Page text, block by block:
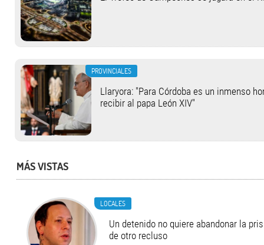
PROVINCIALES
Llaryora: "Para Córdoba es un inmenso
recibir al papa León XIV"
MÁS VISTAS
LOCALES
Un detenido no quiere abandonar la
de otro recluso